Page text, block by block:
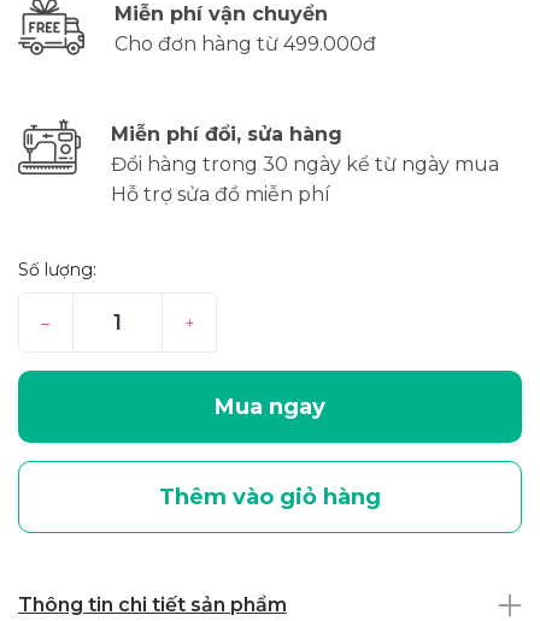
Miễn phí vận chuyển
Cho đơn hàng từ 499.000đ
Miễn phí đổi, sửa hàng
Đổi hàng trong 30 ngày kể từ ngày mua
Hỗ trợ sửa đồ miễn phí
Số lượng:
– +
Mua ngay
Thêm vào giỏ hàng
Thông tin chi tiết sản phẩm